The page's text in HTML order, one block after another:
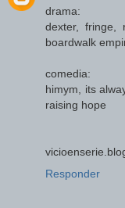
drama:
dexter, fringe,
boardwalk
comedia:
himym, its
raising hope
Responder